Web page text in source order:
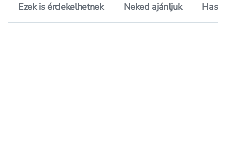
Ezek is érdekelhetnek Neked ajánljuk